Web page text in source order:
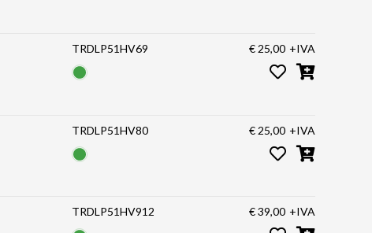
TRDLP51HV69 € 25,00 +IVA
TRDLP51HV80 € 25,00 +IVA
TRDLP51HV912 € 39,00 +IVA